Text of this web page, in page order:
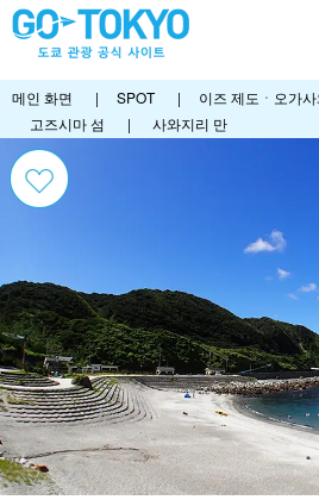
메인 화면 | SPOT | 이즈 제도ㆍ오가
고즈시마 섬
| 사와지리 만